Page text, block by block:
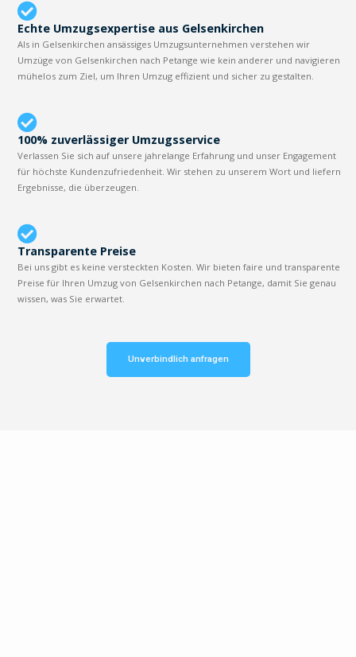
Echte Umzugsexpertise aus Gelsenkirchen
Als in Gelsenkirchen ansässiges Umzugsunternehmen verstehen wir
Umzüge von Gelsenkirchen nach Petange wie kein anderer und navigieren
mühelos zum Ziel, um Ihren Umzug effizient und sicher zu gestalten.
100% zuverlässiger Umzugsservice
Verlassen Sie sich auf unsere jahrelange Erfahrung und unser Engagement
für höchste Kundenzufriedenheit. Wir stehen zu unserem Wort und liefern
Ergebnisse, die überzeugen.
Transparente Preise
Bei uns gibt es keine versteckten Kosten. Wir bieten faire und transparente
Preise für Ihren Umzug von Gelsenkirchen nach Petange, damit Sie genau
wissen, was Sie erwartet.
Unverbindlich anfragen